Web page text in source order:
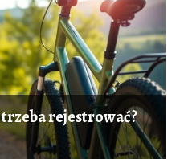
rejestrować?